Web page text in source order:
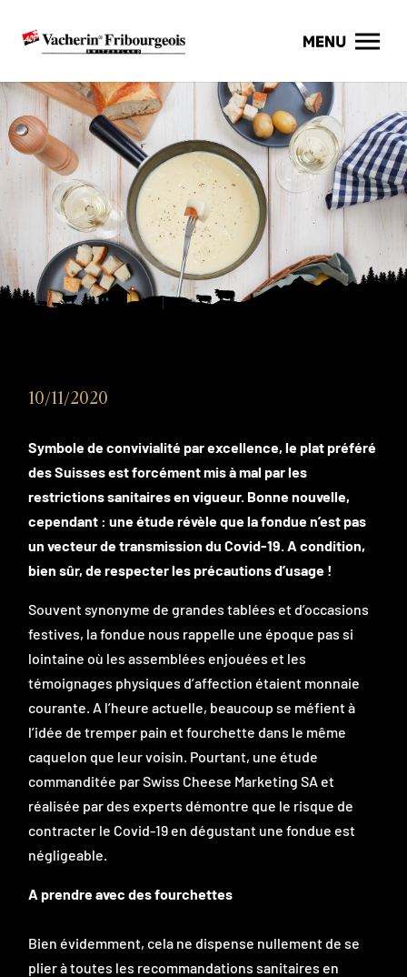
10/11/2020
Symbole de convivialité par excellence, le plat préféré
des Suisses est forcément mis à mal par les
restrictions sanitaires en vigueur. Bonne nouvelle,
cependant : une étude révèle que la fondue n’est pas
un vecteur de transmission du Covid-19. A condition,
bien sûr, de respecter les précautions d’usage !
Souvent synonyme de grandes tablées et d’occasions
festives, la fondue nous rappelle une époque pas si
lointaine où les assemblées enjouées et les
témoignages physiques d’affection étaient monnaie
courante. A l’heure actuelle, beaucoup se méfient à
l’idée de tremper pain et fourchette dans le même
caquelon que leur voisin. Pourtant, une étude
commanditée par Swiss Cheese Marketing SA et
réalisée par des experts démontre que le risque de
contracter le Covid-19 en dégustant une fondue est
négligeable.
A prendre avec des fourchettes
Bien évidemment, cela ne dispense nullement de se
plier à toutes les recommandations sanitaires en